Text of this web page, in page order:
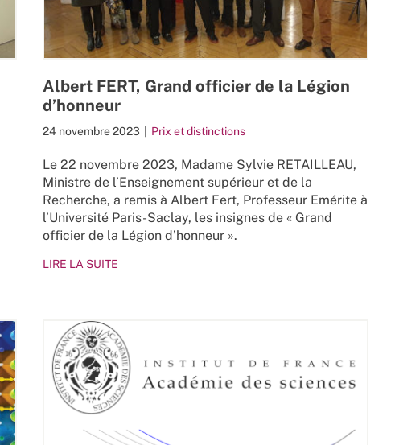
Albert FERT, Grand officier de la Légion
d’honneur
24 novembre 2023 Prix et distinctions
Le 22 novembre 2023, Madame Sylvie RETAILLEAU,
Ministre de l’Enseignement supérieur et de la
Recherche, a remis à Albert Fert, Professeur Emérite à
l’Université Paris-Saclay, les insignes de « Grand
officier de la Légion d’honneur ».
LIRE LA SUITE